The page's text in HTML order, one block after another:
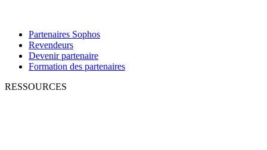
Partenaires Sophos
Revendeurs
Devenir partenaire
Formation des partenaires
RESSOURCES